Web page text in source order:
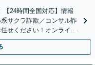
【24時間全国対応】情報
サクラ詐欺／コンサル詐
せください！オンライン